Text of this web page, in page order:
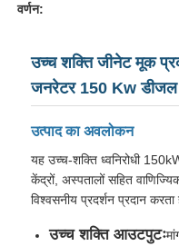
होम
उत्पाद
वर्णन:
उच्च शक्ति जीनेट मूक
जनरेटर 150 Kw डीजल
उत्पाद का अवलोकन
यह उच्च-शक्ति ध्वनिरोधी
केंद्रों, अस्पतालों सहित
विश्वसनीय प्रदर्शन प्रदान करता
उच्च शक्ति आउटपुटः